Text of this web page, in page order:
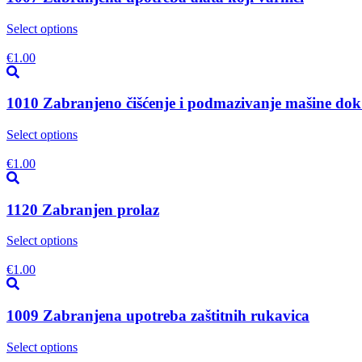
Select options
€1.00
1010 Zabranjeno čišćenje i podmazivanje mašine
Select options
€1.00
1120 Zabranjen prolaz
Select options
€1.00
1009 Zabranjena upotreba zaštitnih rukavica
Select options